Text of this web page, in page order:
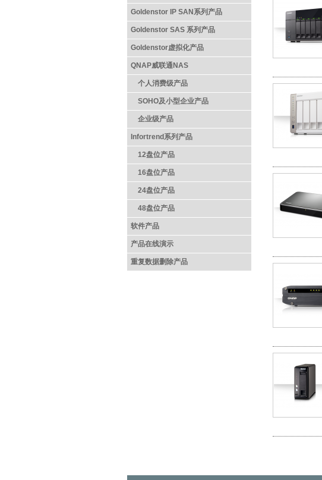
Goldenstor IP SAN系列产品
Goldenstor SAS 系列产品
Goldenstor虚拟化产品
QNAP威联通NAS
个人消费级产品
SOHO及小型企业产品
企业级产品
Infortrend系列产品
12盘位产品
16盘位产品
24盘位产品
48盘位产品
软件产品
产品在线演示
重复数据删除产品